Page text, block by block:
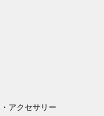
アクセサリー